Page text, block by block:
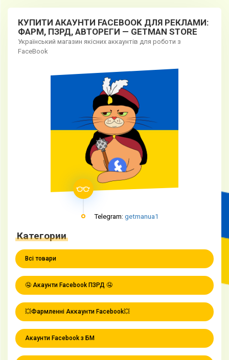
КУПИТИ АКАУНТИ FACEBOOK ДЛЯ РЕКЛАМИ:
ФАРМ, ПЗРД, АВТОРЕГИ — GETMAN STORE
Український магазин якісних аккаунтів для роботи з
FaceBook
Telegram: getmanua1
Категории
Всі товари
🤤 Акаунти Facebook ПЗРД 🤤
💥Фармленні Аккаунти Facebook💥
Акаунти Facebook з БМ